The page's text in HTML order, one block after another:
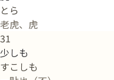
とら
老虎、虎
31
少しも
すこしも